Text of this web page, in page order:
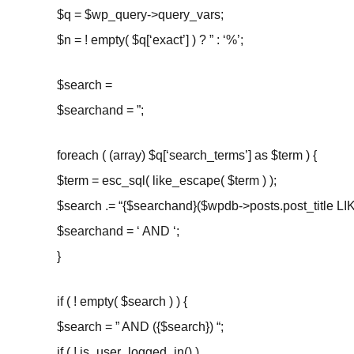
$q = $wp_query->query_vars;
$n = ! empty( $q[‘exact’] ) ? ” : ‘%’;
$search =
$searchand = ”;
foreach ( (array) $q[‘search_terms’] as $term ) {
$term = esc_sql( like_escape( $term ) );
$search .= “{$searchand}($wpdb->posts.post_title
$searchand = ‘ AND ‘;
}
if ( ! empty( $search ) ) {
$search = ” AND ({$search}) “;